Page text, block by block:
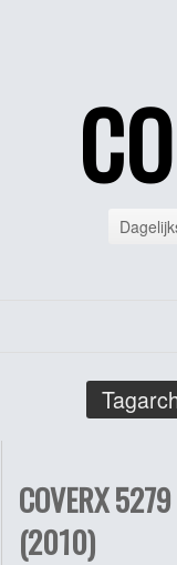
COVERX
(2010)